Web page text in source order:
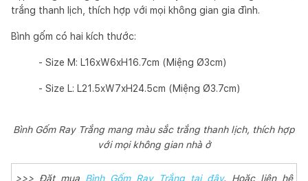
trắng thanh lịch, thích hợp với mọi không gian gia đình.
Bình gốm có hai kích thước:
- Size M: L16xW6xH16.7cm (Miệng Ø3cm)
- Size L: L21.5xW7xH24.5cm (Miệng Ø3.7cm)
Bình Gốm Ray Trắng mang màu sắc trắng thanh lịch, thích hợp
với mọi không gian nhà ở
>>> Đặt mua Bình Gốm Ray Trắng tại đây. Hoặc liên hệ